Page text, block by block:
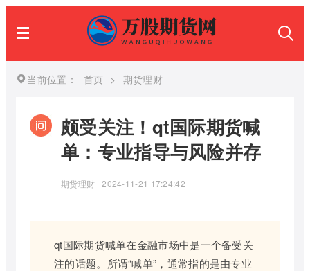
当前位置： 首页 > 期货理财
颇受关注！qt国际期货喊
单：专业指导与风险并存
期货理财 2024-11-21 17:24:42
qt国际期货喊单在金融市场中是一个备受关
注的话题。所谓“喊单”，通常指的是由专业